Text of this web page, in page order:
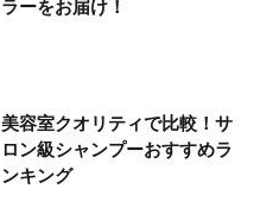
ラーをお届け！
美容室クオリティで比較！サ
ロン級シャンプーおすすめラ
ンキング